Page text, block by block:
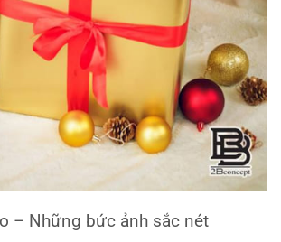
– Những bức ảnh sắc nét